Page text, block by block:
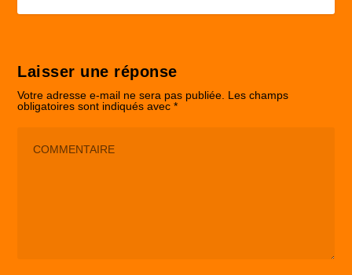
Laisser une réponse
Votre adresse e-mail ne sera pas publiée. Les champs
obligatoires sont indiqués avec*